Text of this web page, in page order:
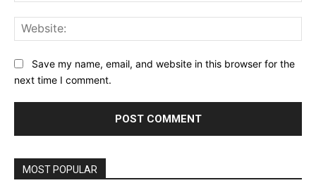
Save my name, email, and website in this browser for the
next time I comment.
MOST POPULAR